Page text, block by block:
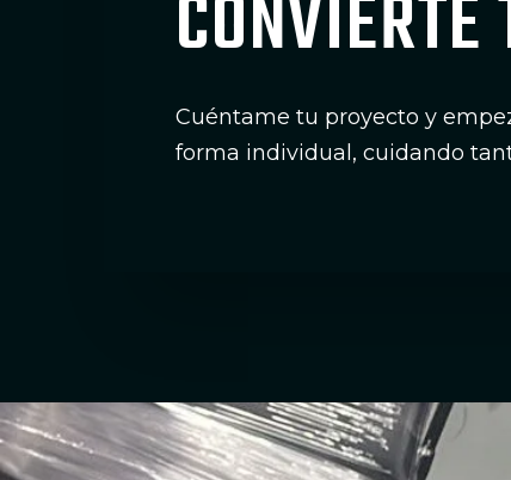
Cuéntame tu proyecto y
forma individual, cuidando